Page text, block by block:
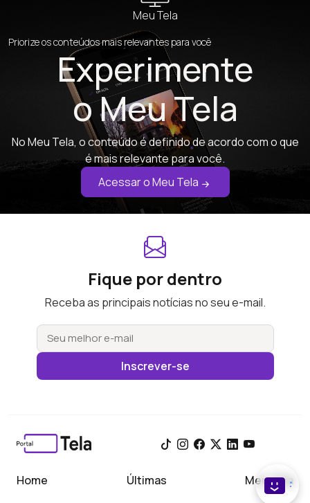
Meu Tela
Priorize os conteúdos mais relevantes para você
Experimente
o Meu Tela
No Meu Tela, o conteúdo é definido de acordo com o que
é mais relevante para você.
Acessar o Meu Tela
Fique por dentro
Receba as principais notícias no seu e-mail.
Inscrever-se
Home Últimas Meu Tela